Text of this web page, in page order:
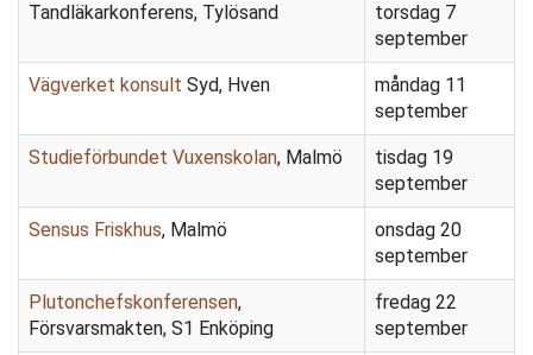
Tandläkarkonferens, Tylösand
torsdag 7
september
Vägverket konsult Syd, Hven
måndag 11
september
Studieförbundet Vuxenskolan, Malmö
tisdag 19
september
Sensus Friskhus, Malmö
onsdag 20
september
Plutonchefskonferensen,
Försvarsmakten, S1 Enköping
fredag 22
september